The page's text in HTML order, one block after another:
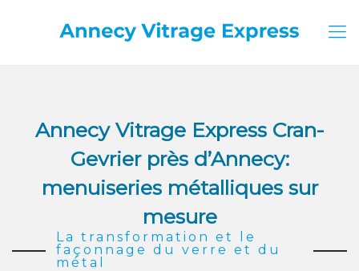
Annecy Vitrage Express Cran-
Gevrier près d’Annecy:
menuiseries métalliques sur
mesure
La transformation et le
façonnage du verre et du
métal